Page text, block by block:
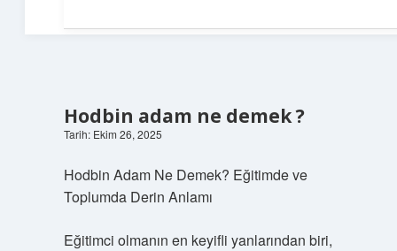
Hodbin adam ne demek ?
Tarih: Ekim 26, 2025
Hodbin Adam Ne Demek? Eğitimde ve
Toplumda Derin Anlamı
Eğitimci olmanın en keyifli yanlarından biri,